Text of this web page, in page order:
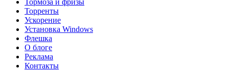
Тормоза и фризы
Торренты
Ускорение
Установка Windows
Флешка
О блоге
Реклама
Контакты